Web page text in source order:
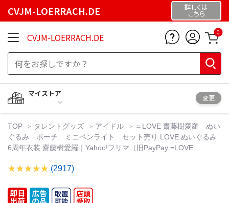
CVJM-LOERRACH.DE 詳しくは
こちら
CVJM-LOERRACH.DE 0
マイストア
変更
TOP タレントグッズ アイドル
＝LOVE 齋藤樹愛羅 ぬい
ぐるみ ポーチ ミニペンライト セット売り LOVE ぬいぐるみ
6周年衣装 齋藤樹愛羅｜Yahoo!フリマ（旧PayPay =LOVE
(2917)